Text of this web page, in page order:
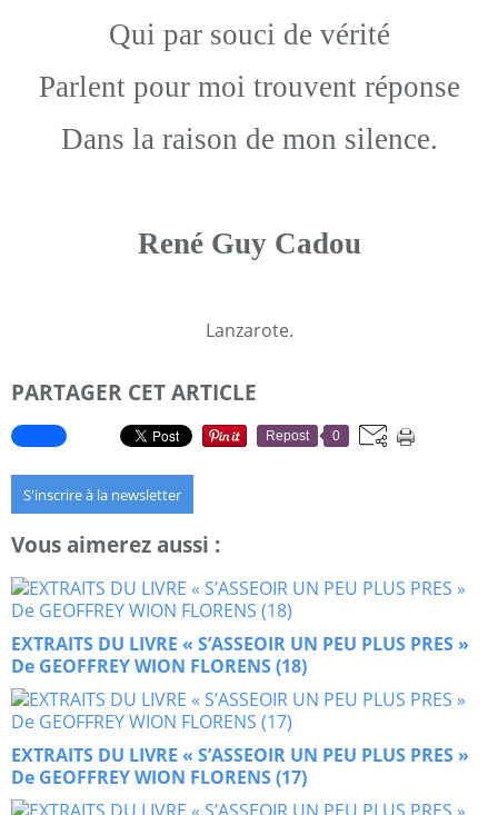
Qui par souci de vérité
Parlent pour moi trouvent réponse
Dans la raison de mon silence.
René Guy Cadou
Lanzarote.
PARTAGER CET ARTICLE
Repost 0
S'inscrire à la newsletter
Vous aimerez aussi :
EXTRAITS DU LIVRE « S’ASSEOIR UN PEU PLUS PRES »
De GEOFFREY WION FLORENS (18)
EXTRAITS DU LIVRE « S’ASSEOIR UN PEU PLUS PRES »
De GEOFFREY WION FLORENS (17)